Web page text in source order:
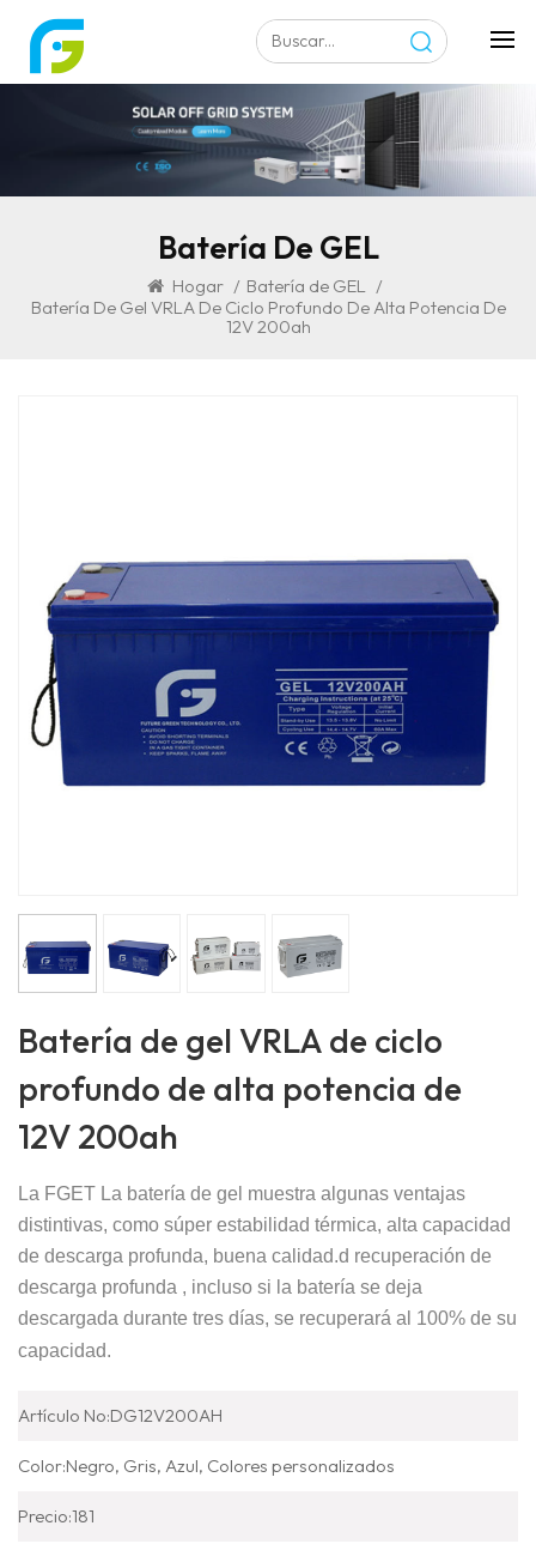
Batería De GEL
Hogar / Batería de GEL /
Batería De Gel VRLA De Ciclo Profundo De Alta Potencia De
12V 200ah
Batería de gel VRLA de ciclo
profundo de alta potencia de
12V 200ah
La FGET La batería de gel muestra algunas ventajas
distintivas, como súper estabilidad térmica, alta capacidad
de descarga profunda, buena calidad.d recuperación de
descarga profunda , incluso si la batería se deja
descargada durante tres días, se recuperará al 100% de su
capacidad.
Artículo No:DG12V200AH
Color:Negro, Gris, Azul, Colores personalizados
Precio:181